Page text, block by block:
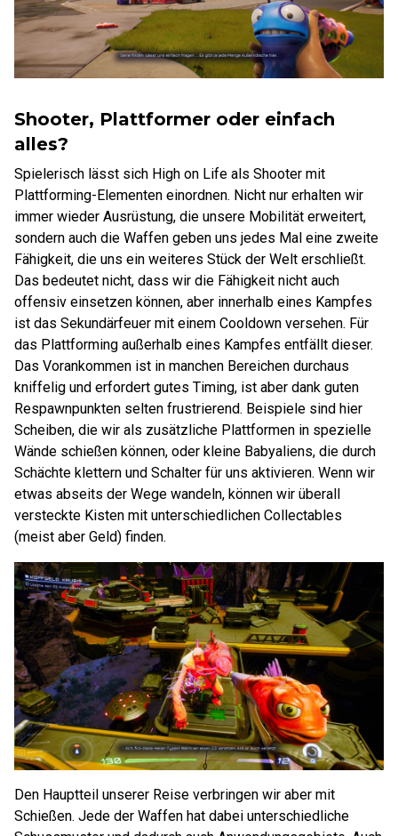
Shooter, Plattformer oder einfach
alles?
Spielerisch lässt sich High on Life als Shooter mit
Plattforming-Elementen einordnen. Nicht nur erhalten wir
immer wieder Ausrüstung, die unsere Mobilität erweitert,
sondern auch die Waffen geben uns jedes Mal eine zweite
Fähigkeit, die uns ein weiteres Stück der Welt erschließt.
Das bedeutet nicht, dass wir die Fähigkeit nicht auch
offensiv einsetzen können, aber innerhalb eines Kampfes
ist das Sekundärfeuer mit einem Cooldown versehen. Für
das Plattforming außerhalb eines Kampfes entfällt dieser.
Das Vorankommen ist in manchen Bereichen durchaus
kniffelig und erfordert gutes Timing, ist aber dank guten
Respawnpunkten selten frustrierend. Beispiele sind hier
Scheiben, die wir als zusätzliche Plattformen in spezielle
Wände schießen können, oder kleine Babyaliens, die durch
Schächte klettern und Schalter für uns aktivieren. Wenn wir
etwas abseits der Wege wandeln, können wir überall
versteckte Kisten mit unterschiedlichen Collectables
(meist aber Geld) finden.
Den Hauptteil unserer Reise verbringen wir aber mit
Schießen. Jede der Waffen hat dabei unterschiedliche